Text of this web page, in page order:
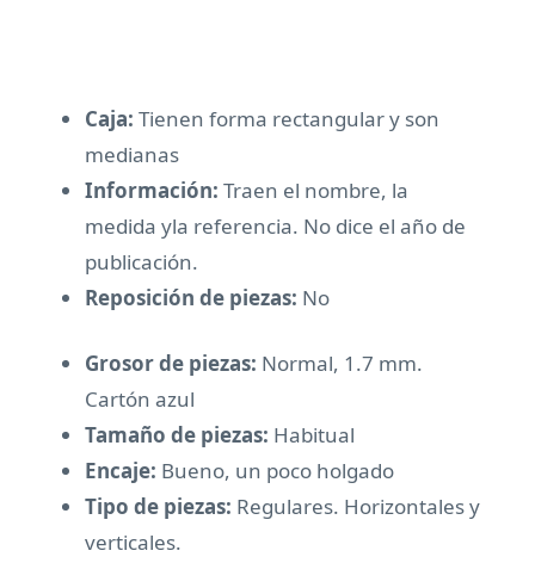
Caja: Tienen forma rectangular y son
medianas
Información: Traen el nombre, la
medida yla referencia. No dice el año de
publicación.
Reposición de piezas: No
Grosor de piezas: Normal, 1.7 mm.
Cartón azul
Tamaño de piezas: Habitual
Encaje: Bueno, un poco holgado
Tipo de piezas: Regulares. Horizontales y
verticales.